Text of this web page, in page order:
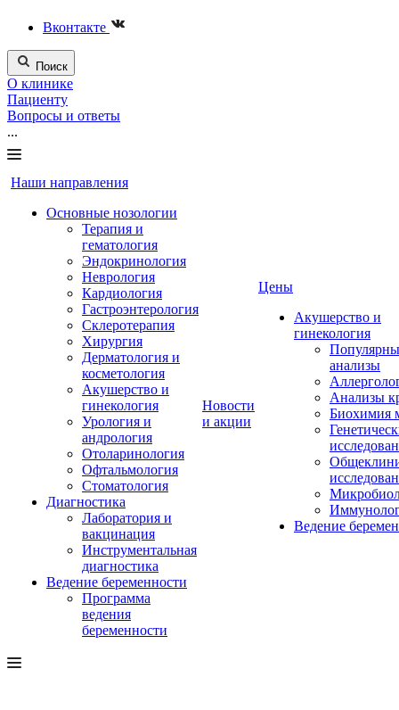
Вконтакте
Поиск
О клинике
Пациенту
Вопросы и ответы
...
Наши направления
Основные нозологии
Терапия и
гематология
Эндокринология
Неврология
Кардиология
Гастроэнтерология
Склеротерапия
Хирургия
Дерматология и
косметология
Акушерство и
гинекология
Урология и
андрология
Отоларинология
Офтальмология
Стоматология
Диагностика
Лаборатория и
вакцинация
Инструментальная
диагностика
Ведение беременности
Программа
ведения
беременности
Новости
и акции
Цены
Акушерство и
гинекология
анализы
Анализы
Биохимия
Ведение